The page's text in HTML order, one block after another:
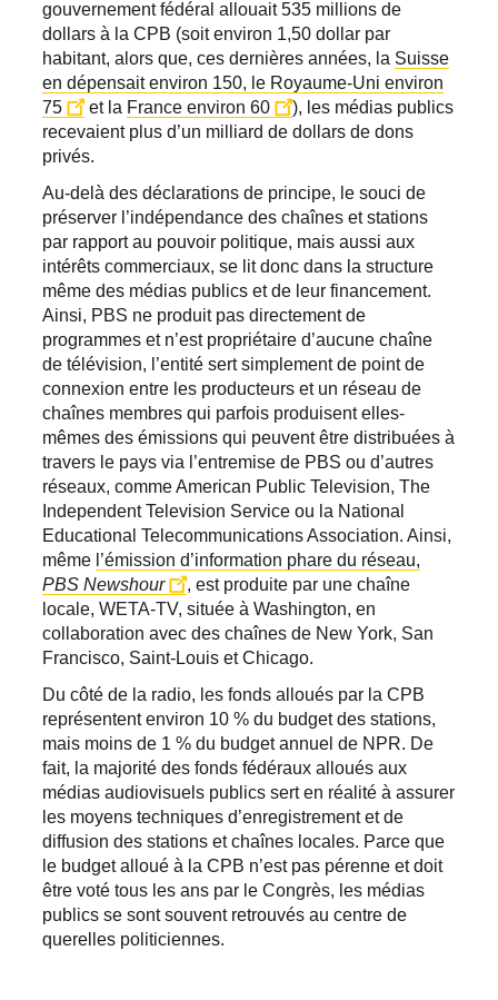
gouvernement fédéral allouait 535 millions de
dollars à la CPB (soit environ 1,50 dollar par
habitant, alors que, ces dernières années, la Suisse
en dépensait environ 150, le Royaume-Uni environ
75
et la France environ 60
), les médias publics
recevaient plus d’un milliard de dollars de dons
privés.
Au-delà des déclarations de principe, le souci de
préserver l’indépendance des chaînes et stations
par rapport au pouvoir politique, mais aussi aux
intérêts commerciaux, se lit donc dans la structure
même des médias publics et de leur financement.
Ainsi, PBS ne produit pas directement de
programmes et n’est propriétaire d’aucune chaîne
de télévision, l’entité sert simplement de point de
connexion entre les producteurs et un réseau de
chaînes membres qui parfois produisent elles-
mêmes des émissions qui peuvent être distribuées à
travers le pays via l’entremise de PBS ou d’autres
réseaux, comme American Public Television, The
Independent Television Service ou la National
Educational Telecommunications Association. Ainsi,
même l’émission d’information phare du réseau,
PBS Newshour
, est produite par une chaîne
locale, WETA-TV, située à Washington, en
collaboration avec des chaînes de New York, San
Francisco, Saint-Louis et Chicago.
Du côté de la radio, les fonds alloués par la CPB
représentent environ 10 % du budget des stations,
mais moins de 1 % du budget annuel de NPR. De
fait, la majorité des fonds fédéraux alloués aux
médias audiovisuels publics sert en réalité à assurer
les moyens techniques d’enregistrement et de
diffusion des stations et chaînes locales. Parce que
le budget alloué à la CPB n’est pas pérenne et doit
être voté tous les ans par le Congrès, les médias
publics se sont souvent retrouvés au centre de
querelles politiciennes.